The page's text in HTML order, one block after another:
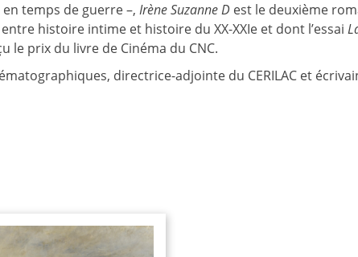
temps de guerre –, Irène Suzanne D est le deuxième
histoire intime et histoire du XX-XXIe et dont l’essai
le prix du livre de Cinéma du CNC.
directrice-adjointe du CERILAC et